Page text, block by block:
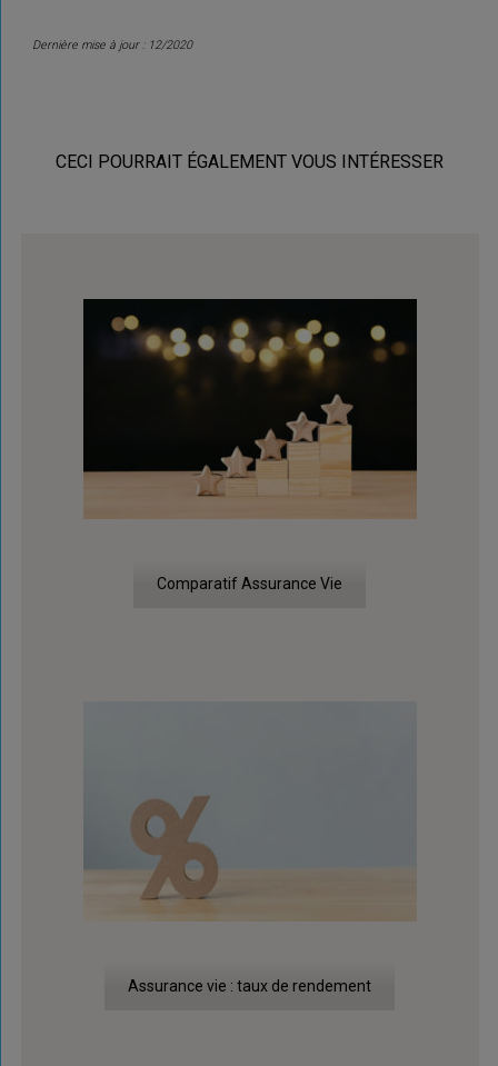
Dernière mise à jour : 12/2020
CECI POURRAIT ÉGALEMENT VOUS INTÉRESSER
Comparatif Assurance Vie
Assurance vie : taux de rendement